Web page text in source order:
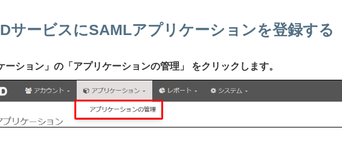
サービスにSAMLアプリケーションを登録する
ーション」の「アプリケーションの管理」 をクリックします。